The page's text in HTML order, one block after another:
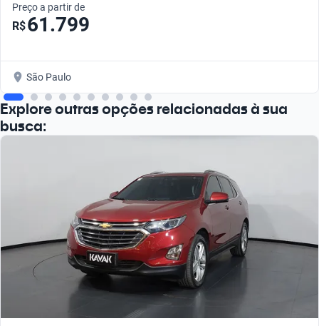
Preço a partir de
R$61.799
São Paulo
Explore outras opções relacionadas à sua
busca: